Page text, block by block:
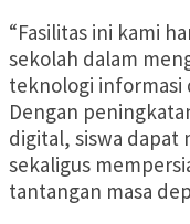
“Fasilitas ini kami
sekolah dalam
teknologi informasi
Dengan
digital, siswa
sekaligus
tantangan masa